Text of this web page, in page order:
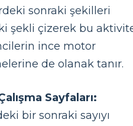
sonraki şekilleri
şekli çizerek bu
ince motor
de olanak tanır.
Sayfaları:
bir sonraki sayıyı